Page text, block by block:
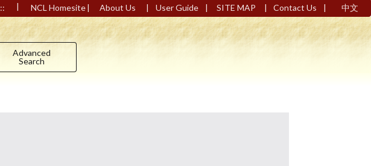
| NCL Homesite| About Us | User Guide | SITE MAP | Contact Us | 中文
Advanced
Search